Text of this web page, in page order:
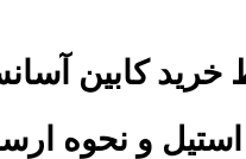
استیل و نحوه